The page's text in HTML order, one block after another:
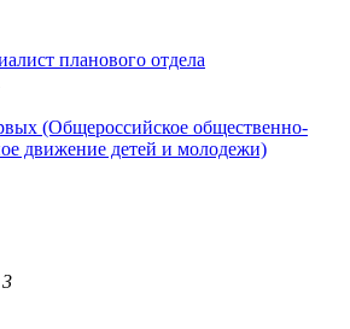
планового отдела
(Общероссийское общественно-
движение детей и молодежи)
3